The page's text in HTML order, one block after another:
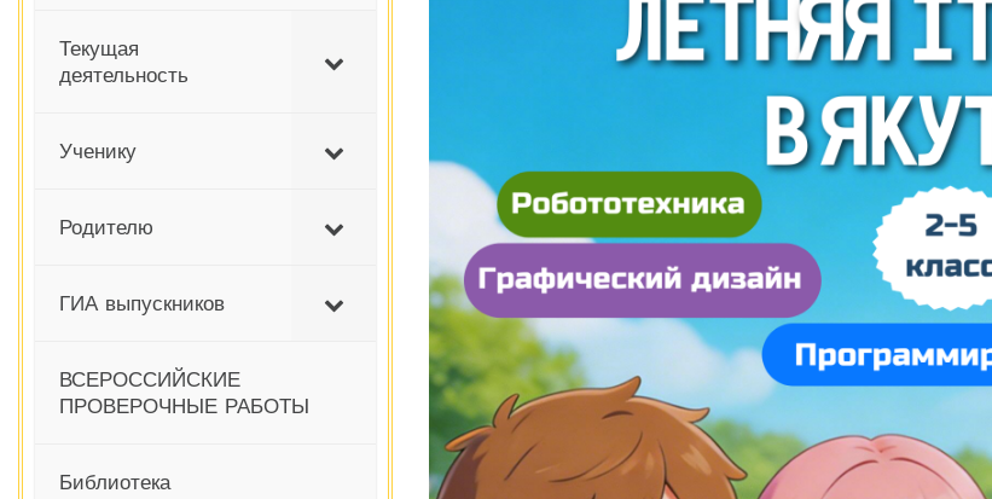
Текущая
деятельность
Ученику
Родителю
ГИА выпускников
ВСЕРОССИЙСКИЕ
ПРОВЕРОЧНЫЕ РАБОТЫ
Библиотека